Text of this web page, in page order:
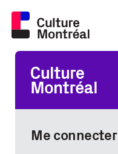
Me connecter